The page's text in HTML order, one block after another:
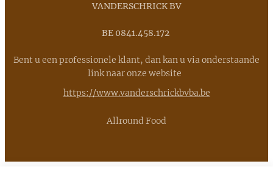
VANDERSCHRICK BV
BE 0841.458.172
Bent u een professionele klant, dan kan u via onderstaande
link naar onze website
https://www.vanderschrickbvba.be
Allround Food